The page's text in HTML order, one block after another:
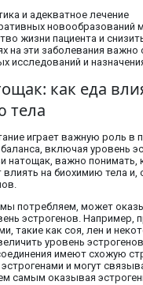
и адекватное лечение
новообразований
жизни пациента и
на эти заболевания важно
исследований и
как еда
тела
играет важную роль в
включая уровень
натощак, важно понимать,
на биохимию тела и,
потребляем, может
эстрогенов. Например,
такие как соя, лен и
уровень
имеют схожую
и могут
самым оказывая